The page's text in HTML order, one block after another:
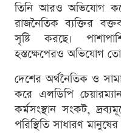
তিনি আরও অভিযোগ
রাজনৈতিক ব্যক্তির
সৃষ্টি করছে।
হস্তক্ষেপেরও অভিযোগ
দেশের অর্থনৈতিক ও
করে এলডিপি
কর্মসংস্থান সংকট,
পরিস্থিতি সাধারণ